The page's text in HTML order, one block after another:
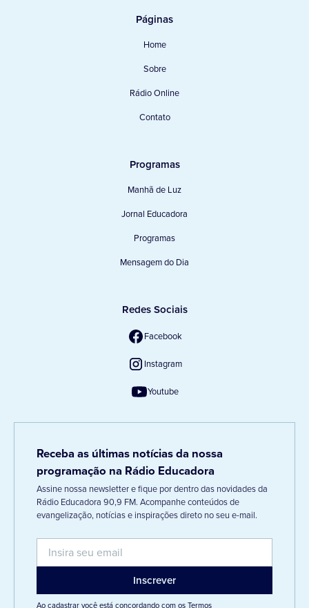
Páginas
Home
Sobre
Rádio Online
Contato
Programas
Manhã de Luz
Jornal Educadora
Programas
Mensagem do Dia
Redes Sociais
Facebook
Instagram
Youtube
Receba as últimas notícias da nossa
programação na Rádio Educadora
Assine nossa newsletter e fique por dentro das novidades da
Rádio Educadora 90,9 FM. Acompanhe conteúdos de
evangelização, notícias e inspirações direto no seu e-mail.
Ao cadastrar você está concordando com osTermos